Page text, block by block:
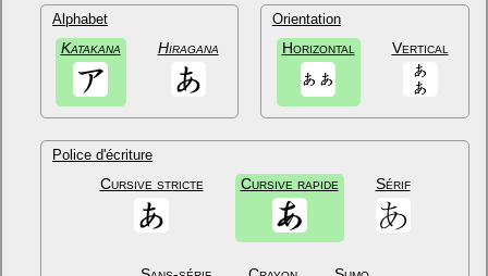
Alphabet
Katakana Hiragana
Orientation
Horizontal Vertical
Police d'écriture
Cursive stricte Cursive rapide Sérif